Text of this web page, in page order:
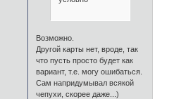
Возможно.
Другой карты нет, вроде, так
что пусть просто будет как
вариант, т.е. могу ошибаться.
Сам напридумывал всякой
чепухи, скорее даже...)